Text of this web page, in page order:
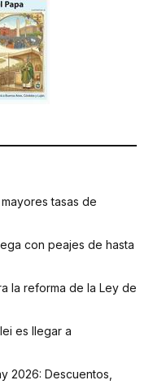
tasas de
con peajes de hasta
la reforma de la Ley de
es llegar a
2026: Descuentos,